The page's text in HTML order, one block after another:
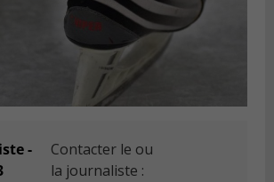
-
Contacter le ou
la journaliste :